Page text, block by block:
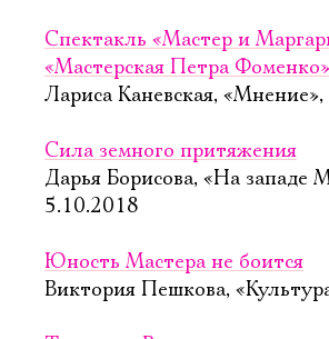
Спектакль «Мастер и
«Мастерская Петра Фоменко»
Лариса Каневская,
Сила земного притяжения
Дарья Борисова, «На западе
5.10.2018
Юность Мастера не боится
Виктория Пешкова,